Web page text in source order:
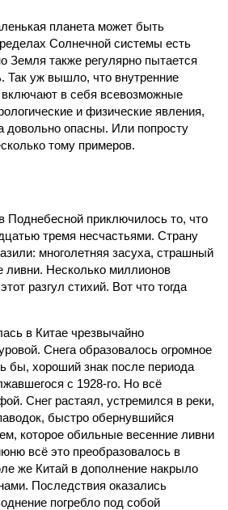
планета может быть
Солнечной системы есть
Земля также регулярно пытается
Так уж вышло, что внутренние
в себя всевозможные
и физические явления,
довольно опасны. Или попросту
тому примеров.
Поднебесной приключилось то, что
тремя несчастьями. Страну
многолетняя засуха, страшный
ливни. Несколько миллионов
разгул стихий. Вот что тогда
в Китае чрезвычайно
Снега образовалось огромное
бы, хороший знак после периода
с 1928-го. Но всё
Снег растаял, устремился в реки,
быстро обернувшийся
которое обильные весенние ливни
всё это преобразовалось в
же Китай в дополнение накрыло
Последствия оказались
погребло под собой